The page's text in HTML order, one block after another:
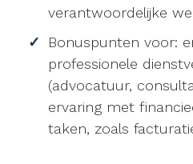
verantwoordelijke
Bonuspunten voor:
professionele
(advocatuur,
ervaring met
taken, zoals